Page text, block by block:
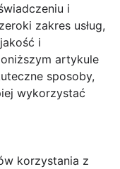
i
zakres usług,
i
artykule
sposoby,
wykorzystać
korzystania z